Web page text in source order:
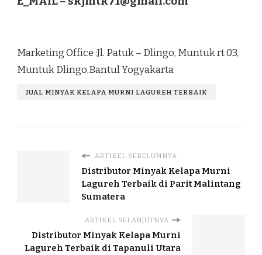
Marketing Office :Jl. Patuk – Dlingo, Muntuk rt 03,
Muntuk Dlingo,Bantul Yogyakarta
JUAL MINYAK KELAPA MURNI LAGUREH TERBAIK
ARTIKEL SEBELUMNYA
Distributor Minyak Kelapa Murni
Lagureh Terbaik di Parit Malintang
Sumatera
ARTIKEL SELANJUTNYA
Distributor Minyak Kelapa Murni
Lagureh Terbaik di Tapanuli Utara